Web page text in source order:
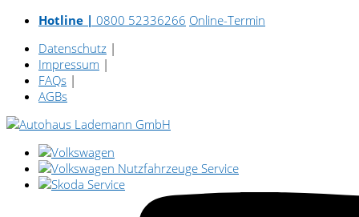
Hotline | 0800 52336266 Online-Termin
Datenschutz |
Impressum |
FAQs |
AGBs